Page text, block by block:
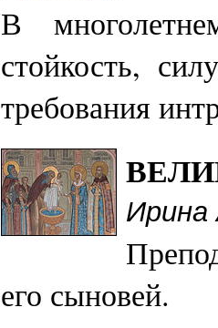
В
стойкость,
требования
Ирина
его сыновей.